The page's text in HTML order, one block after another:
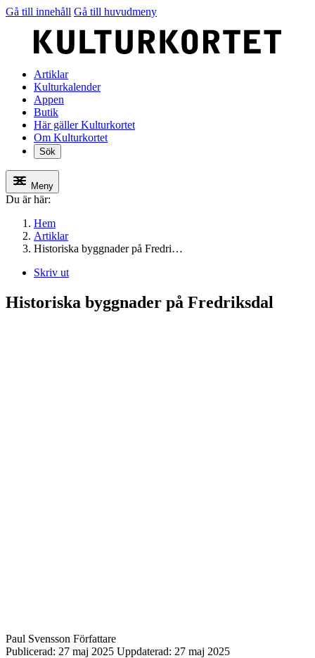
Gå till innehåll Gå till huvudmeny
Artiklar
Kulturkalender
Appen
Butik
Här gäller Kulturkortet
Om Kulturkortet
Sök
Meny
Du är här:
Hem
Artiklar
Historiska byggnader på Fredri…
Skriv ut
Historiska byggnader på Fredriksdal
Paul Svensson Författare
Publicerad: 27 maj 2025 Uppdaterad: 27 maj 2025